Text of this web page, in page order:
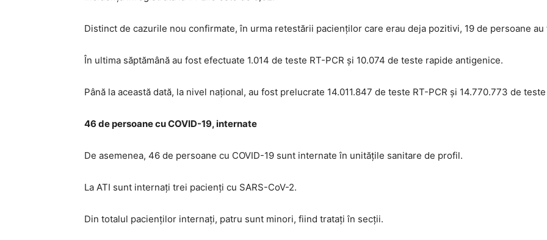
Distinct de cazurile nou confirmate, în urma retestării pacienţilor care erau deja pozitivi, 19 de persoane
În ultima săptămână au fost efectuate 1.014 de teste RT-PCR şi 10.074 de teste rapide antigenice.
Până la această dată, la nivel naţional, au fost prelucrate 14.011.847 de teste RT-PCR şi 14.770.773 de
46 de persoane cu COVID-19, internate
De asemenea, 46 de persoane cu COVID-19 sunt internate în unităţile sanitare de profil.
La ATI sunt internaţi trei pacienţi cu SARS-CoV-2.
Din totalul pacienţilor internaţi, patru sunt minori, fiind trataţi în secţii.